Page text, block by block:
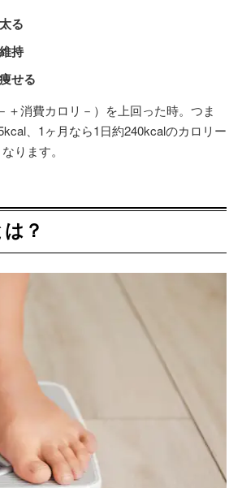
太る
維持
痩せる
消費カロリ－）を上回った時。つま
、1ヶ月なら1日約240kcalのカロリー
ります。
？